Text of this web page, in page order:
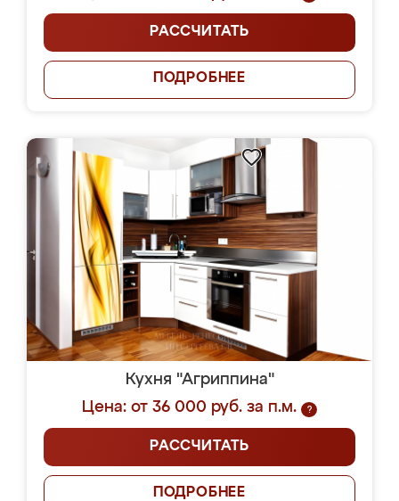
РАССЧИТАТЬ
ПОДРОБНЕЕ
Кухня "Агриппина"
Цена: от 36 000 руб. за п.м.
?
РАССЧИТАТЬ
ПОДРОБНЕЕ